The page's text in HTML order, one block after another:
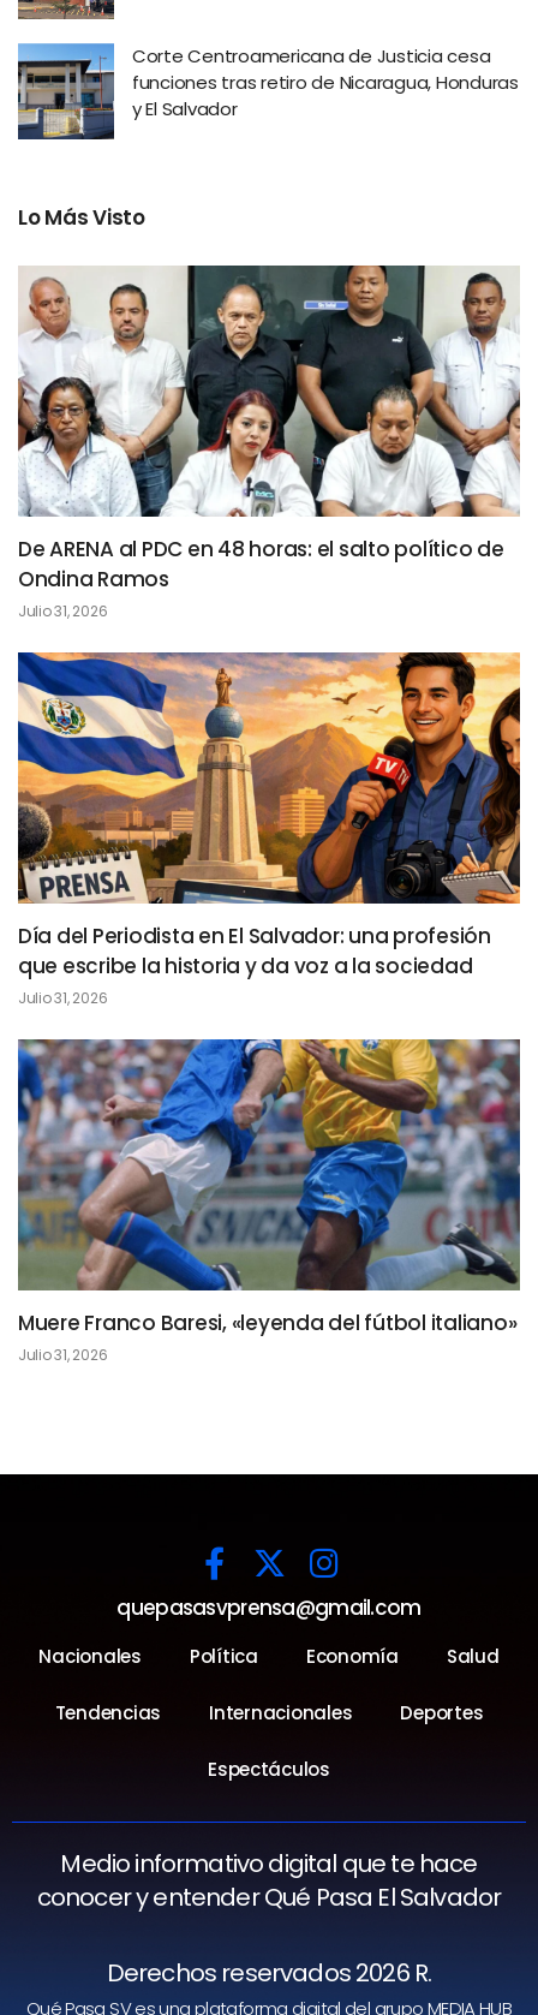
Corte Centroamericana de Justicia cesa
funciones tras retiro de Nicaragua, Honduras
y El Salvador
Lo Más Visto
De ARENA al PDC en 48 horas: el salto político de
Ondina Ramos
Julio 31, 2026
Día del Periodista en El Salvador: una profesión
que escribe la historia y da voz a la sociedad
Julio 31, 2026
Muere Franco Baresi, «leyenda del fútbol italiano»
Julio 31, 2026
quepasasvprensa@gmail.com
Nacionales Política Economía Salud
Tendencias Internacionales Deportes
Espectáculos
Medio informativo digital que te hace
conocer y entender Qué Pasa El Salvador
Derechos reservados 2026 R.
Qué Pasa SV es una plataforma digital del grupo MEDIA HUB